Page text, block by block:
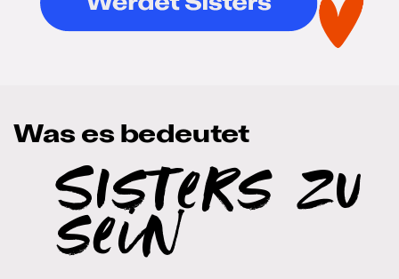
Was es bedeutet
SIsters zu
sein